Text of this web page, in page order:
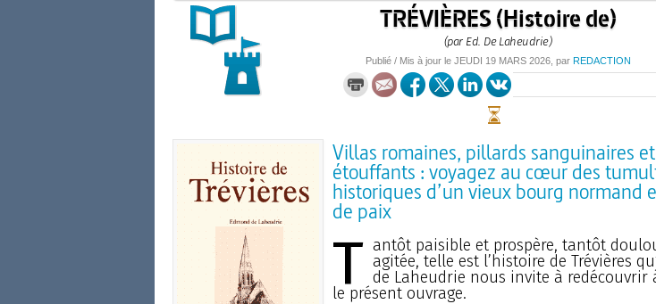
TRÉVIÈRES (Histoire de)
(par Ed. De Laheudrie)
Publié / Mis à jour le JEUDI 19 MARS 2026, par REDACTION
Villas romaines, pillards sanguinaires
étouffants : voyagez au cœur des
historiques d’un vieux bourg normand
de paix
T antôt paisible et prospère, tantôt
agitée, telle est l’histoire de Trévières
de Laheudrie nous invite à redécouvrir
le présent ouvrage.